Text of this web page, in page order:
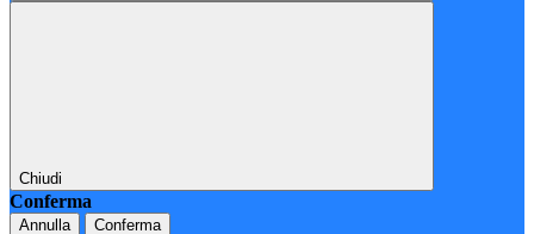
Chiudi
Conferma
Annulla Conferma